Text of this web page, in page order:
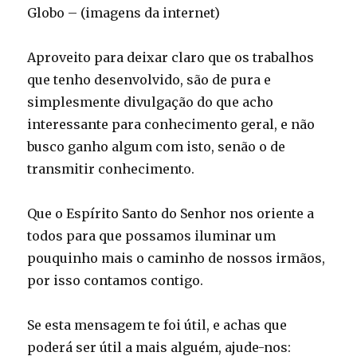
Globo – (imagens da internet)
Aproveito para deixar claro que os trabalhos
que tenho desenvolvido, são de pura e
simplesmente divulgação do que acho
interessante para conhecimento geral, e não
busco ganho algum com isto, senão o de
transmitir conhecimento.
Que o Espírito Santo do Senhor nos oriente a
todos para que possamos iluminar um
pouquinho mais o caminho de nossos irmãos,
por isso contamos contigo.
Se esta mensagem te foi útil, e achas que
poderá ser útil a mais alguém, ajude-nos: